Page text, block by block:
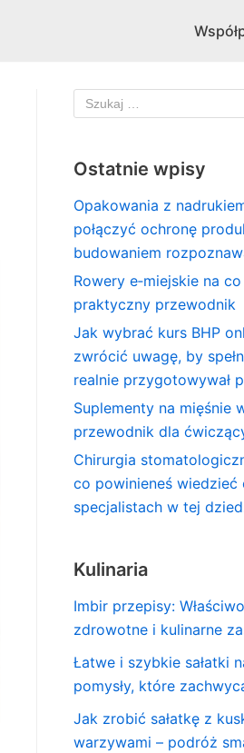
Ostatnie wpisy
Opakowania z
połączyć ochronę
budowaniem
Rowery e‑miejskie na
praktyczny przewodnik
Jak wybrać kurs BHP
zwrócić uwagę, by
realnie przygotowywał
Suplementy na mięśnie
przewodnik dla
Chirurgia
co powinieneś wiedzieć
specjalistach w tej
Kulinaria
Imbir przepisy:
zdrowotne i kulinarne
Łatwe i szybkie sałatki
pomysły, które
Jak zrobić sałatkę z
warzywami – podróż